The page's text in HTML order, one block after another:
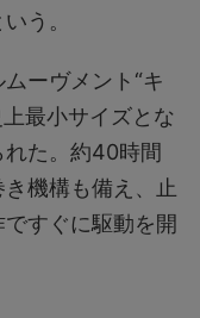
う。
ーヴメント“キ
最小サイズとな
た。約40時間
機構も備え、止
すぐに駆動を開